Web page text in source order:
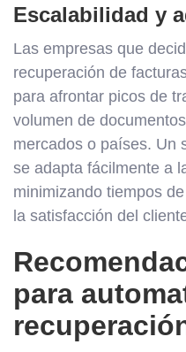
Escalabilidad y
Las empresas que
recuperación de
para afrontar picos de
volumen de
mercados o países. Un
se adapta fácilmente a
minimizando tiempos
la satisfacción del
para